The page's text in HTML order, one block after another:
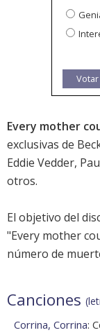
Votar
Every mother
exclusivas de
Eddie Vedder,
otros.
El objetivo del
"Every mother
número de
Canciones
Corrina, Corrina: